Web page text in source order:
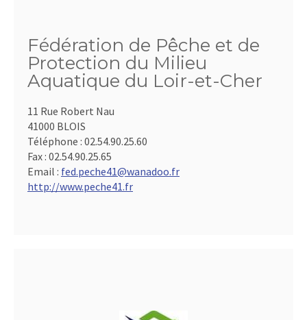
Fédération de Pêche et de
Protection du Milieu
Aquatique du Loir-et-Cher
11 Rue Robert Nau
41000 BLOIS
Téléphone : 02.54.90.25.60
Fax : 02.54.90.25.65
Email : fed.peche41@wanadoo.fr
http://www.peche41.fr